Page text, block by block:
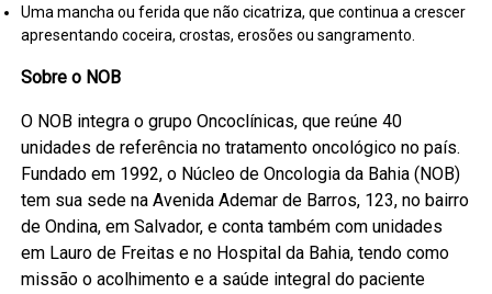
Uma mancha ou ferida que não cicatriza, que continua a crescer
apresentando coceira, crostas, erosões ou sangramento.
Sobre o NOB
O NOB integra o grupo Oncoclínicas, que reúne 40
unidades de referência no tratamento oncológico no país.
Fundado em 1992, o Núcleo de Oncologia da Bahia (NOB)
tem sua sede na Avenida Ademar de Barros, 123, no bairro
de Ondina, em Salvador, e conta também com unidades
em Lauro de Freitas e no Hospital da Bahia, tendo como
missão o acolhimento e a saúde integral do paciente